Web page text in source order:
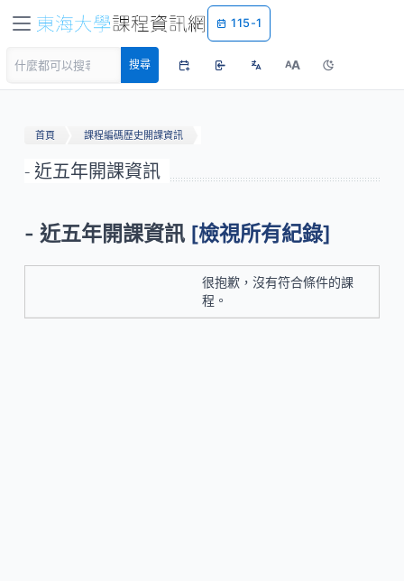
115-1
搜尋 AA
首頁 課程編碼歷史開課資訊
- 近五年開課資訊
- 近五年開課資訊 [檢視所有紀錄]
很抱歉，沒有符合條件的課
程。